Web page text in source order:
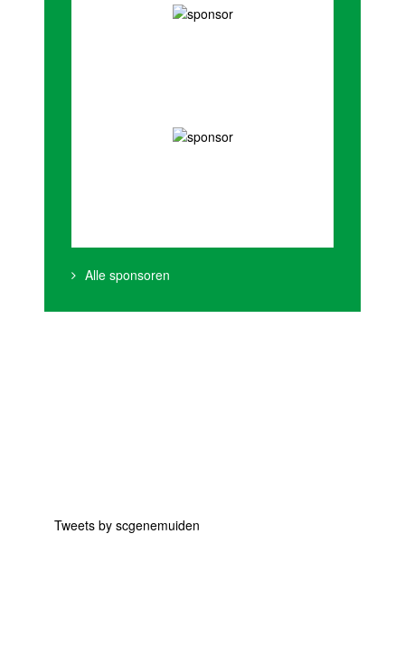
Alle sponsoren
Tweets by scgenemuiden